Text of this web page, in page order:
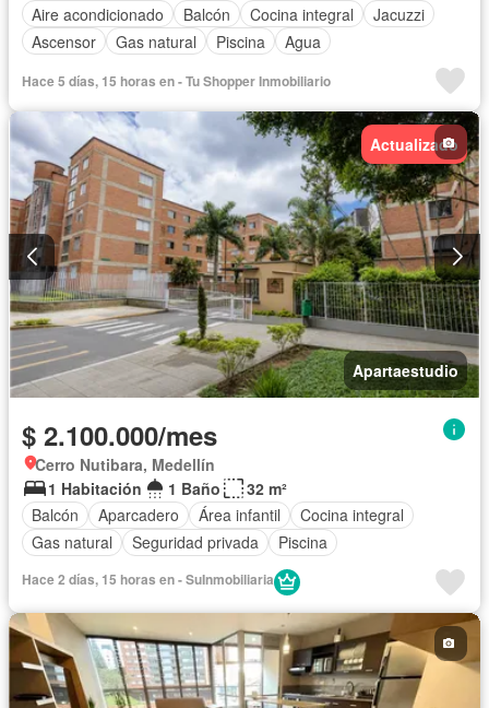
Aire acondicionado
Balcón Cocina integral
Jacuzzi
Ascensor
Gas natural Piscina Agua
Hace 5 días, 15 horas en - Tu Shopper Inmobiliario
Actualizado
Apartaestudio
$ 2.100.000/mes
Cerro Nutibara, Medellín
1 Habitación
1 Baño
32 m²
Balcón
Aparcadero Área infantil
Cocina integral
Gas natural
Seguridad privada Piscina
Hace 2 días, 15 horas en - SuInmobiliaria